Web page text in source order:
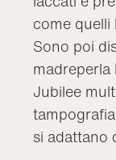
come quelli
Sono poi
Jubilee
si adattano